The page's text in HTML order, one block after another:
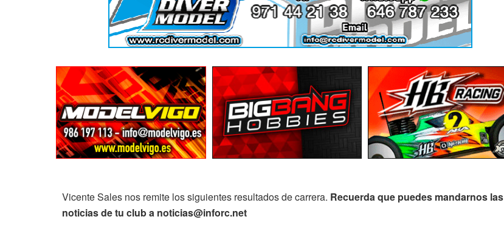
Vicente Sales nos remite los siguientes resultados de carrera. Recuerda que puedes mandarnos las
noticias de tu club a noticias@inforc.net